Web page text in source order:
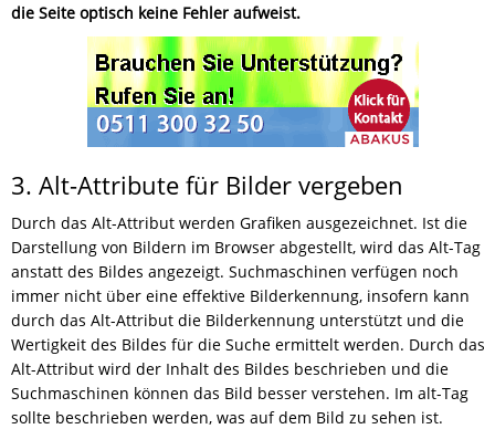
die Seite optisch keine Fehler aufweist.
3. Alt-Attribute für Bilder vergeben
Durch das Alt-Attribut werden Grafiken ausgezeichnet. Ist die
Darstellung von Bildern im Browser abgestellt, wird das Alt-Tag
anstatt des Bildes angezeigt. Suchmaschinen verfügen noch
immer nicht über eine effektive Bilderkennung, insofern kann
durch das Alt-Attribut die Bilderkennung unterstützt und die
Wertigkeit des Bildes für die Suche ermittelt werden. Durch das
Alt-Attribut wird der Inhalt des Bildes beschrieben und die
Suchmaschinen können das Bild besser verstehen. Im alt-Tag
sollte beschrieben werden, was auf dem Bild zu sehen ist.